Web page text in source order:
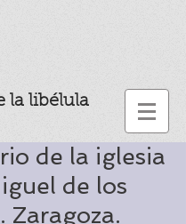
la libélula
de la iglesia
de los
Zaragoza.